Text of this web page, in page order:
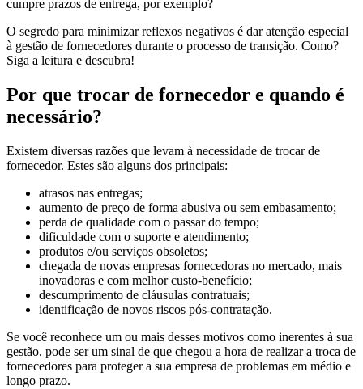
cumpre prazos de entrega, por exemplo?
O segredo para minimizar reflexos negativos é dar atenção especial
à gestão de fornecedores durante o processo de transição. Como?
Siga a leitura e descubra!
Por que trocar de fornecedor e quando é
necessário?
Existem diversas razões que levam à necessidade de trocar de
fornecedor. Estes são alguns dos principais:
atrasos nas entregas;
aumento de preço de forma abusiva ou sem embasamento;
perda de qualidade com o passar do tempo;
dificuldade com o suporte e atendimento;
produtos e/ou serviços obsoletos;
chegada de novas empresas fornecedoras no mercado, mais
inovadoras e com melhor custo-benefício;
descumprimento de cláusulas contratuais;
identificação de novos riscos pós-contratação.
Se você reconhece um ou mais desses motivos como inerentes à sua
gestão, pode ser um sinal de que chegou a hora de realizar a troca de
fornecedores para proteger a sua empresa de problemas em médio e
longo prazo.